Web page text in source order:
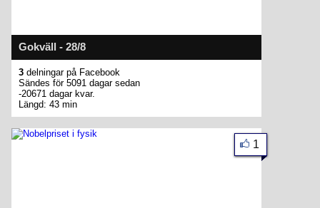
Gokväll - 28/8
3 delningar på Facebook
Sändes för 5091 dagar sedan
-20671 dagar kvar.
Längd: 43 min
1